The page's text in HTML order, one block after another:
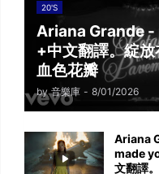
20'S
Ariana Grande -
+中文翻譯。綻
血色花瓣
by 音樂庫 - 8/01/2026
Ariana
made
文翻譯